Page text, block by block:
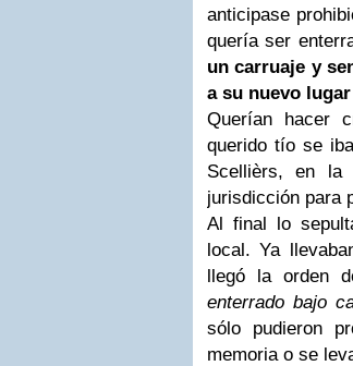
anticipase
quería ser
un carruaje y
a su nuevo
Querían hacer
querido tío se
Scellièrs, en la
jurisdicción para
Al final lo
local. Ya
llegó la orden
enterrado bajo
sólo pudieron
memoria o se